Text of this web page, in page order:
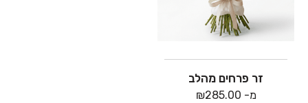
זר פרחים מהלב
מ- ₪285.00